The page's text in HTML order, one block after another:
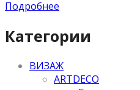
Подробнее
Категории
ВИЗАЖ
ARTDECO